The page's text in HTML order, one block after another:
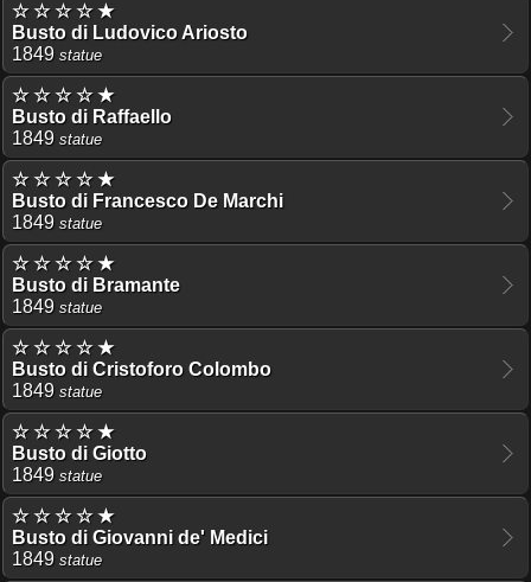
☆ ☆ ☆ ☆ ★
Busto di Ludovico Ariosto
1849 statue
☆ ☆ ☆ ☆ ★
Busto di Raffaello
1849 statue
☆ ☆ ☆ ☆ ★
Busto di Francesco De Marchi
1849 statue
☆ ☆ ☆ ☆ ★
Busto di Bramante
1849 statue
☆ ☆ ☆ ☆ ★
Busto di Cristoforo Colombo
1849 statue
☆ ☆ ☆ ☆ ★
Busto di Giotto
1849 statue
☆ ☆ ☆ ☆ ★
Busto di Giovanni de' Medici
1849 statue